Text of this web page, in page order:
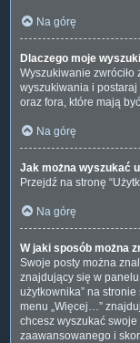
Na górę
Dlaczego moje
Wyszukiwanie
wyszukiwania i
oraz fora, które mają
Na górę
Jak można wyszukać
Przejdź na stronę
Na górę
W jaki sposób można
Swoje posty można
znajdujący się w
użytkownika” na
menu „Więcej…”
chcesz wyszukać
zaawansowanego i